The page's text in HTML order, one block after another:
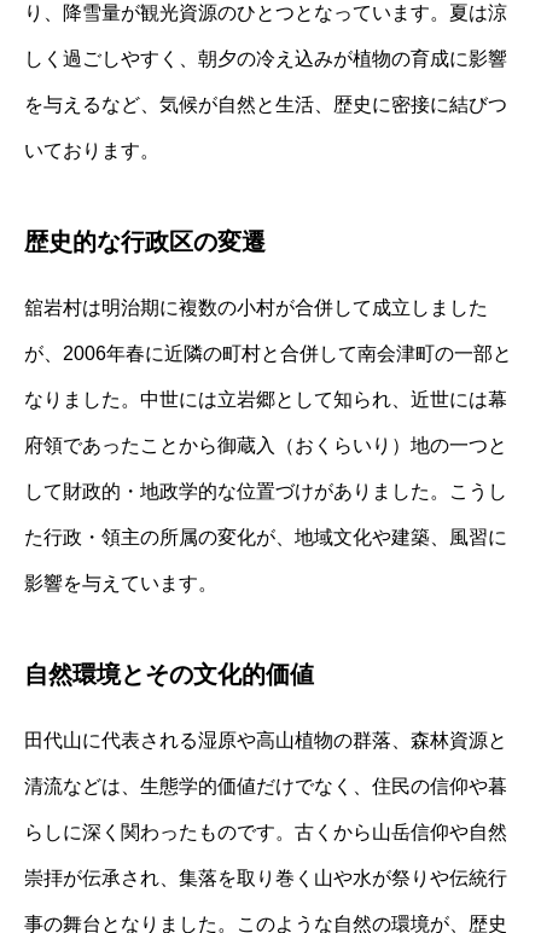
り、降雪量が観光資源のひとつとなっています。夏は涼
しく過ごしやすく、朝夕の冷え込みが植物の育成に影響
を与えるなど、気候が自然と生活、歴史に密接に結びつ
いております。
歴史的な行政区の変遷
舘岩村は明治期に複数の小村が合併して成立しました
が、2006年春に近隣の町村と合併して南会津町の一部と
なりました。中世には立岩郷として知られ、近世には幕
府領であったことから御蔵入（おくらいり）地の一つと
して財政的・地政学的な位置づけがありました。こうし
た行政・領主の所属の変化が、地域文化や建築、風習に
影響を与えています。
自然環境とその文化的価値
田代山に代表される湿原や高山植物の群落、森林資源と
清流などは、生態学的価値だけでなく、住民の信仰や暮
らしに深く関わったものです。古くから山岳信仰や自然
崇拝が伝承され、集落を取り巻く山や水が祭りや伝統行
事の舞台となりました。このような自然の環境が、歴史